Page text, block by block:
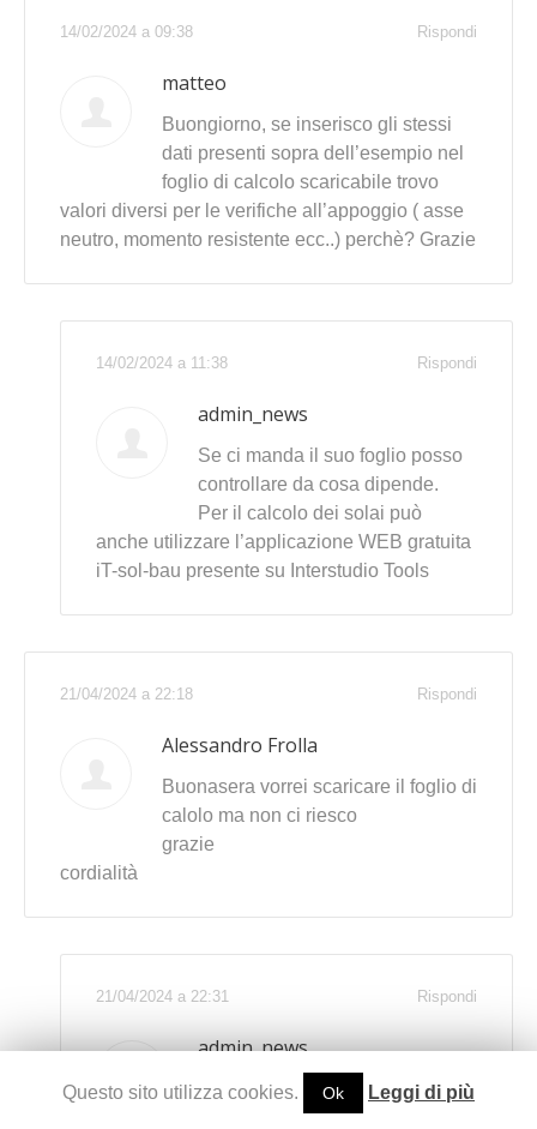
Rispondi
14/02/2024 a 09:38
matteo
Buongiorno, se inserisco gli stessi
dati presenti sopra dell’esempio nel
foglio di calcolo scaricabile trovo
valori diversi per le verifiche all’appoggio ( asse
neutro, momento resistente ecc..) perchè? Grazie
Rispondi
14/02/2024 a 11:38
admin_news
Se ci manda il suo foglio posso
controllare da cosa dipende.
Per il calcolo dei solai può
anche utilizzare l’applicazione WEB gratuita
iT-sol-bau presente su Interstudio Tools
Rispondi
21/04/2024 a 22:18
Alessandro Frolla
Buonasera vorrei scaricare il foglio di
calolo ma non ci riesco
grazie
cordialità
Rispondi
21/04/2024 a 22:31
admin_news
In questo momento c’è un
problema sul server. Riprovi
Questo sito utilizza cookies. Ok Leggi di più